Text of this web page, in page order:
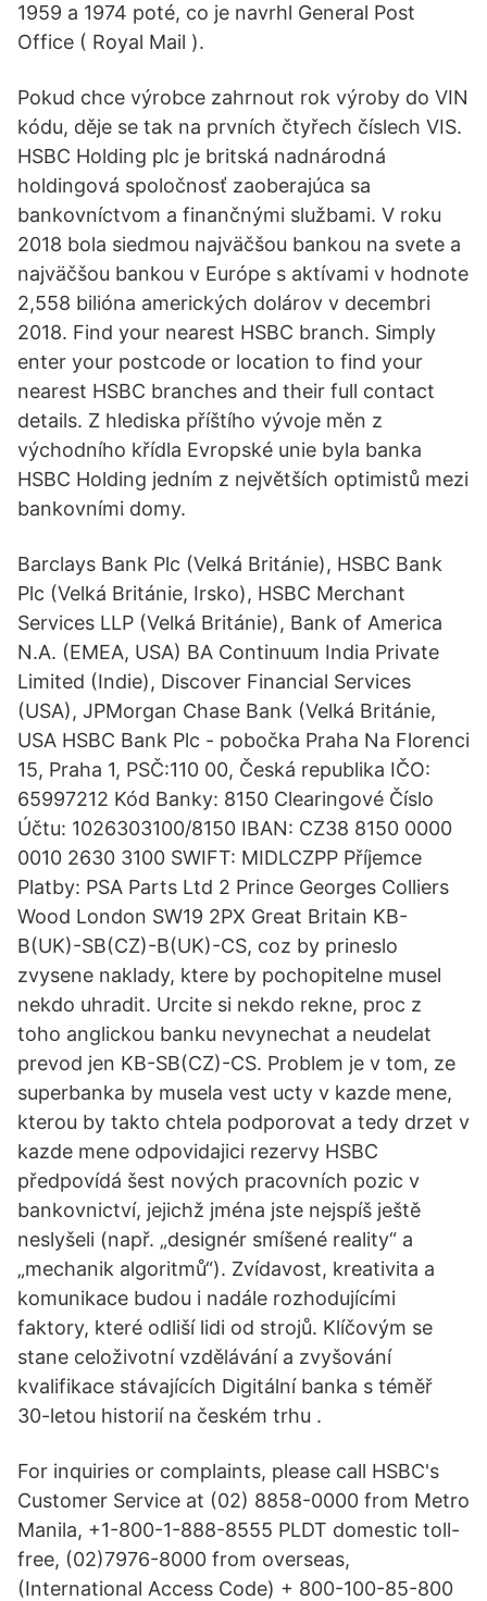
1959 a 1974 poté, co je navrhl General Post
Office ( Royal Mail ).
Pokud chce výrobce zahrnout rok výroby do VIN
kódu, děje se tak na prvních čtyřech číslech VIS.
HSBC Holding plc je britská nadnárodná
holdingová spoločnosť zaoberajúca sa
bankovníctvom a finančnými službami. V roku
2018 bola siedmou najväčšou bankou na svete a
najväčšou bankou v Európe s aktívami v hodnote
2,558 bilióna amerických dolárov v decembri
2018. Find your nearest HSBC branch. Simply
enter your postcode or location to find your
nearest HSBC branches and their full contact
details. Z hlediska příštího vývoje měn z
východního křídla Evropské unie byla banka
HSBC Holding jedním z největších optimistů mezi
bankovními domy.
Barclays Bank Plc (Velká Británie), HSBC Bank
Plc (Velká Británie, Irsko), HSBC Merchant
Services LLP (Velká Británie), Bank of America
N.A. (EMEA, USA) BA Continuum India Private
Limited (Indie), Discover Financial Services
(USA), JPMorgan Chase Bank (Velká Británie,
USA HSBC Bank Plc - pobočka Praha Na Florenci
15, Praha 1, PSČ:110 00, Česká republika IČO:
65997212 Kód Banky: 8150 Clearingové Číslo
Účtu: 1026303100/8150 IBAN: CZ38 8150 0000
0010 2630 3100 SWIFT: MIDLCZPP Příjemce
Platby: PSA Parts Ltd 2 Prince Georges Colliers
Wood London SW19 2PX Great Britain KB-
B(UK)-SB(CZ)-B(UK)-CS, coz by prineslo
zvysene naklady, ktere by pochopitelne musel
nekdo uhradit. Urcite si nekdo rekne, proc z
toho anglickou banku nevynechat a neudelat
prevod jen KB-SB(CZ)-CS. Problem je v tom, ze
superbanka by musela vest ucty v kazde mene,
kterou by takto chtela podporovat a tedy drzet v
kazde mene odpovidajici rezervy HSBC
předpovídá šest nových pracovních pozic v
bankovnictví, jejichž jména jste nejspíš ještě
neslyšeli (např. „designér smíšené reality“ a
„mechanik algoritmů“). Zvídavost, kreativita a
komunikace budou i nadále rozhodujícími
faktory, které odliší lidi od strojů. Klíčovým se
stane celoživotní vzdělávání a zvyšování
kvalifikace stávajících Digitální banka s téměř
30-letou historií na českém trhu .
For inquiries or complaints, please call HSBC's
Customer Service at (02) 8858-0000 from Metro
Manila, +1-800-1-888-8555 PLDT domestic toll-
free, (02)7976-8000 from overseas,
(International Access Code) + 800-100-85-800